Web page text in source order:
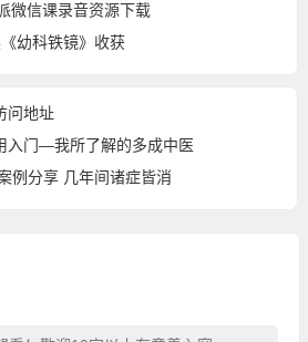
微信课录音资源下载
幼科铁镜》收获
问地址
入门—我所了解的多成中医
例分享 几年间诸症皆消